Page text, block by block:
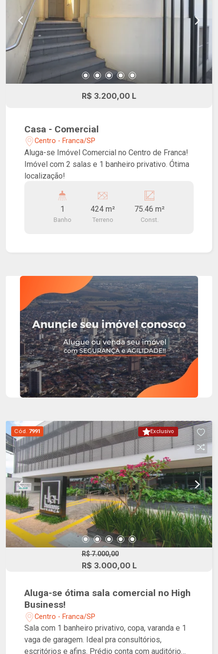
R$ 3.200,00 L
Casa - Comercial
Centro - Franca/SP
Aluga-se Imóvel Comercial no Centro de Franca!
Imóvel com 2 salas e 1 banheiro privativo. Ótima
localização!
1
Banho
424 m²
Terreno
75.46 m²
Const.
Exclusivo
Cód. 7991
R$ 7.000,00
R$ 3.000,00 L
Aluga-se ótima sala comercial no High
Business!
Centro - Franca/SP
Sala com 1 banheiro privativo, copa, varanda e 1
vaga de garagem. Ideal pra consultórios,
escritórios e afins. Prédio conta com auditório